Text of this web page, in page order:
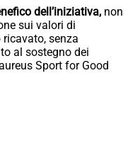
dell’iniziativa, non
sui valori di
ricavato, senza
al sostegno dei
Sport for Good